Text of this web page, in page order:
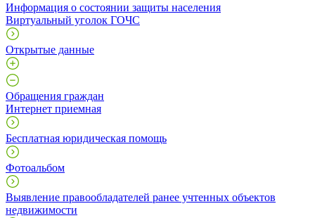
Информация о состоянии защиты населения
Виртуальный уголок ГОЧС
Открытые данные
Обращения граждан
Интернет приемная
Бесплатная юридическая помощь
Фотоальбом
Выявление правообладателей ранее учтенных объектов
недвижимости